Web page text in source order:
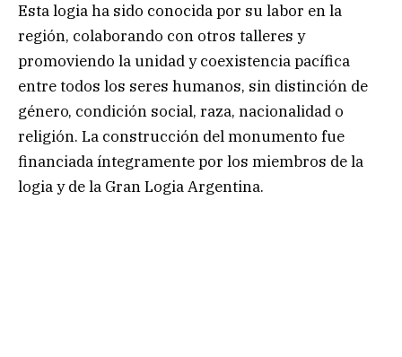
Esta logia ha sido conocida por su labor en la
región, colaborando con otros talleres y
promoviendo la unidad y coexistencia pacífica
entre todos los seres humanos, sin distinción de
género, condición social, raza, nacionalidad o
religión. La construcción del monumento fue
financiada íntegramente por los miembros de la
logia y de la Gran Logia Argentina.